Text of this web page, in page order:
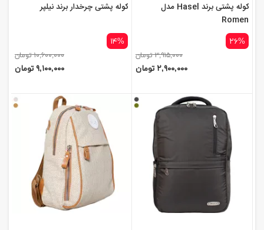
کوله پشتی برند Hasel مدل
Romen
۲۶%
۳,۹۱۵,۰۰۰ تومان
۲,۹۰۰,۰۰۰ تومان
کوله پشتی چرخدار برند نیلپر
۱۴%
۱۰,۶۰۰,۰۰۰ تومان
۹,۱۰۰,۰۰۰ تومان